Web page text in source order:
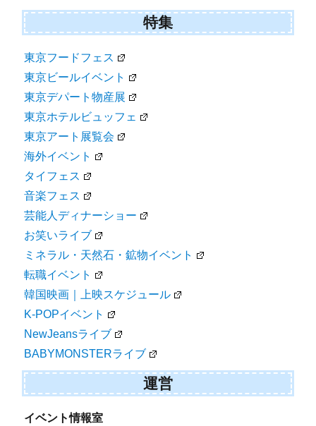
特集
東京フードフェス
東京ビールイベント
東京デパート物産展
東京ホテルビュッフェ
東京アート展覧会
海外イベント
タイフェス
音楽フェス
芸能人ディナーショー
お笑いライブ
ミネラル・天然石・鉱物イベント
転職イベント
韓国映画｜上映スケジュール
K-POPイベント
NewJeansライブ
BABYMONSTERライブ
運営
イベント情報室